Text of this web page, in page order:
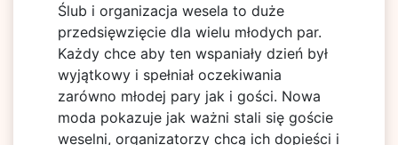
Ślub i organizacja wesela to duże
przedsięwzięcie dla wielu młodych par.
Każdy chce aby ten wspaniały dzień był
wyjątkowy i spełniał oczekiwania
zarówno młodej pary jak i gości. Nowa
moda pokazuje jak ważni stali się goście
weselni, organizatorzy chcą ich dopieści i